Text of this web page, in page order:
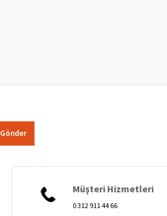
Gönder
Müşteri Hizmetleri
0 312 911 44 66